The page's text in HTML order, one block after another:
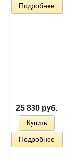
Подробнее
25 830 руб.
Купить
Подробнее